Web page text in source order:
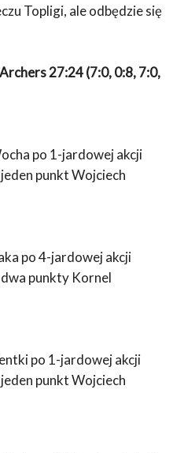
Topligi, ale odbędzie się
27:24 (7:0, 0:8, 7:0,
po 1-jardowej akcji
punkt Wojciech
po 4-jardowej akcji
punkty Kornel
po 1-jardowej akcji
punkt Wojciech